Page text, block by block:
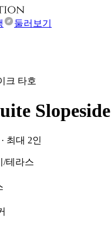
둘러보기
크 타호
Slopeside
최대 2인
/테라스